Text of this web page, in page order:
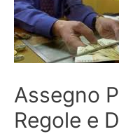
Assegno
Regole e